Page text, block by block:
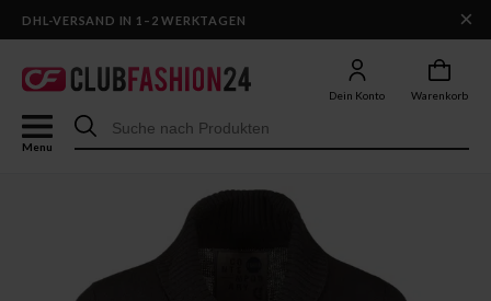
Dein Konto Warenkorb
Menu
DHL-VERSAND IN 1–2 WERKTAGEN ×